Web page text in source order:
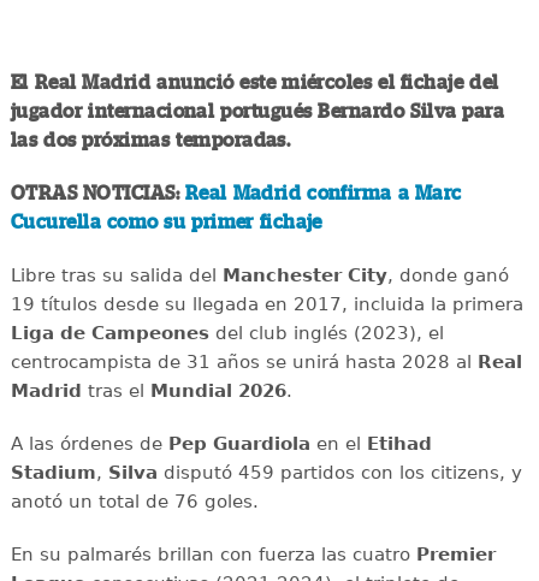
El Real Madrid anunció este miércoles el fichaje del
jugador internacional portugués Bernardo Silva para
las dos próximas temporadas.
OTRAS NOTICIAS: Real Madrid confirma a Marc
Cucurella como su primer fichaje
Libre tras su salida del Manchester City, donde ganó
19 títulos desde su llegada en 2017, incluida la primera
Liga de Campeonesdel club inglés (2023), el
centrocampista de 31 años se unirá hasta 2028 al Real
Madrid tras el Mundial 2026.
A las órdenes de Pep Guardiola en el Etihad
Stadium, Silva disputó 459 partidos con los citizens, y
anotó un total de 76 goles.
En su palmarés brillan con fuerza las cuatro Premier